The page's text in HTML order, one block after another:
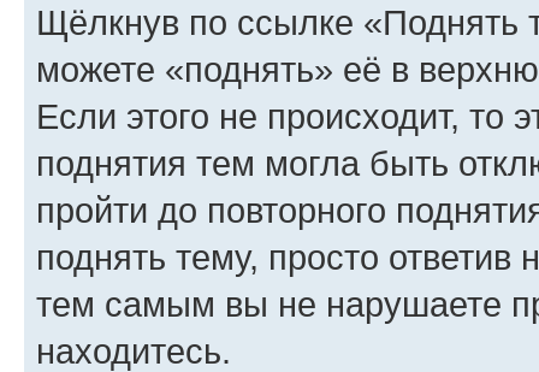
Щёлкнув по ссылке «Поднять
можете «поднять» её в
Если этого не происходит, то
поднятия тем могла быть
пройти до повторного
поднять тему, просто ответив
тем самым вы не нарушаете
находитесь.